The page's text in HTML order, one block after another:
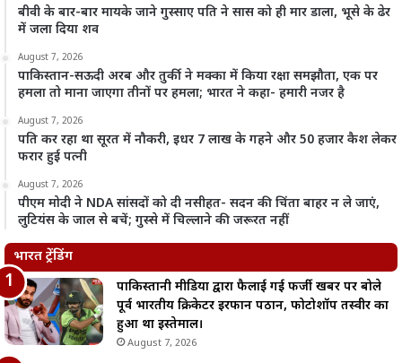
बीवी के बार-बार मायके जाने गुस्साए पति ने सास को ही मार डाला, भूसे के ढेर
में जला दिया शव
August 7, 2026
पाकिस्तान-सऊदी अरब और तुर्की ने मक्का में किया रक्षा समझौता, एक पर
हमला तो माना जाएगा तीनों पर हमला; भारत ने कहा- हमारी नजर है
August 7, 2026
पति कर रहा था सूरत में नौकरी, इधर 7 लाख के गहने और 50 हजार कैश लेकर
फरार हुई पत्नी
August 7, 2026
पीएम मोदी ने NDA सांसदों को दी नसीहत- सदन की चिंता बाहर न ले जाएं,
लुटियंस के जाल से बचें; गुस्से में चिल्लाने की जरूरत नहीं
भारत ट्रेंडिंग
पाकिस्तानी मीडिया द्वारा फैलाई गई फर्जी खबर पर बोले
पूर्व भारतीय क्रिकेटर इरफान पठान, फोटोशॉप तस्वीर का
हुआ था इस्तेमाल।
August 7, 2026